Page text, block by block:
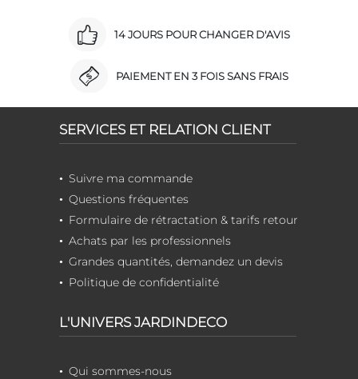
14 JOURS POUR CHANGER D'AVIS
PAIEMENT EN 3 FOIS SANS FRAIS
SERVICES ET RELATION CLIENT
Suivre ma commande
Questions fréquentes
Formulaire de rétractation & tarifs retour
Achats par les professionnels
Grandes quantités, demandez un devis
Politique de confidentialité
L'UNIVERS JARDINDECO
Qui sommes-nous